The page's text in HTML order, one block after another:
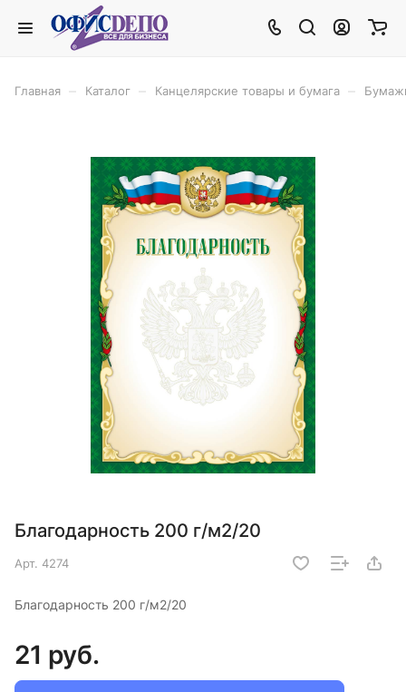
Главная Каталог Канцелярские товары и бумага
Благодарность 200 г/м2/20
Арт. 4274
Благодарность 200 г/м2/20
21 руб.